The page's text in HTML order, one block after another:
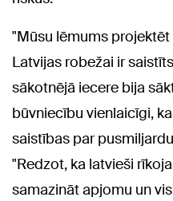
"Mūsu lēmums
Latvijas robežai ir
sākotnējā iecere bija
būvniecību vienlaicīgi,
saistības par
"Redzot, ka latvieši
samazināt apjomu un